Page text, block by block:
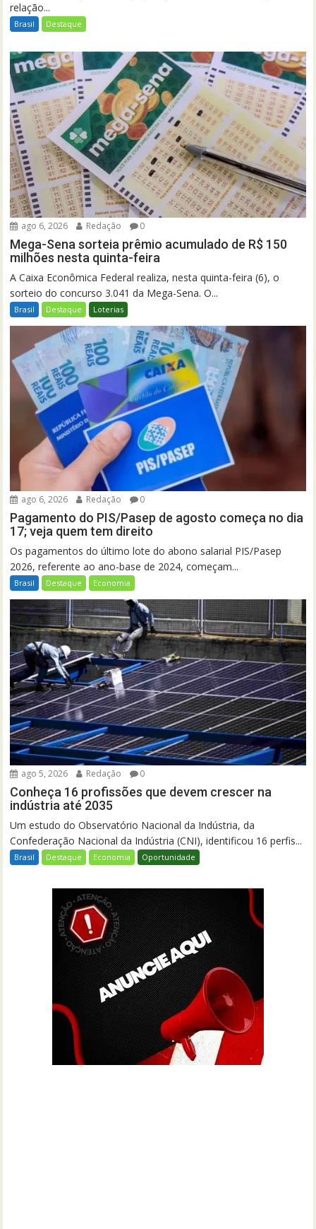
relação...
Brasil Destaque
ago 6, 2026 Redação 0
Mega-Sena sorteia prêmio acumulado de R$ 150
milhões nesta quinta-feira
A Caixa Econômica Federal realiza, nesta quinta-feira (6), o
sorteio do concurso 3.041 da Mega-Sena. O...
Brasil Destaque Loterias
ago 6, 2026 Redação 0
Pagamento do PIS/Pasep de agosto começa no dia
17; veja quem tem direito
Os pagamentos do último lote do abono salarial PIS/Pasep
2026, referente ao ano-base de 2024, começam...
Brasil Destaque Economia
ago 5, 2026 Redação 0
Conheça 16 profissões que devem crescer na
indústria até 2035
Um estudo do Observatório Nacional da Indústria, da
Confederação Nacional da Indústria (CNI), identificou 16 perfis...
Brasil Destaque Economia Oportunidade